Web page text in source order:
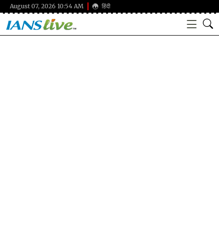
August 07, 2026 10:54 AM हिंदी